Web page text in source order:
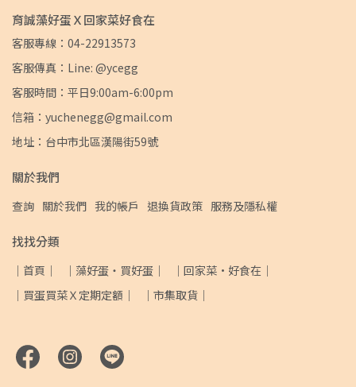
育誠藻好蛋Ｘ回家菜好食在
客服專線：04-22913573
客服傳真：Line: @ycegg
客服時間：平日9:00am-6:00pm
信箱：yuchenegg@gmail.com
地址：台中市北區漢陽街59號
關於我們
查詢 關於我們 我的帳戶 退換貨政策 服務及隱私權
找找分類
｜首頁｜ ｜藻好蛋・買好蛋｜
｜回家菜·好食在｜
｜買蛋買菜Ｘ定期定額｜
｜市集取貨｜